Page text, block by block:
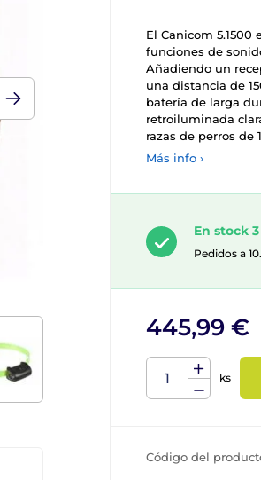
El Canicom
funciones de
Añadiendo un
una distancia de
batería de larga
retroiluminada
razas de perros de
Más info ›
En stock
Pedidos a
445,99 €
ks
Código del